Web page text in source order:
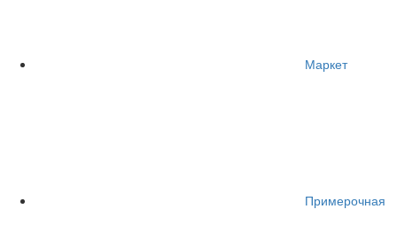
Маркет
Примерочная